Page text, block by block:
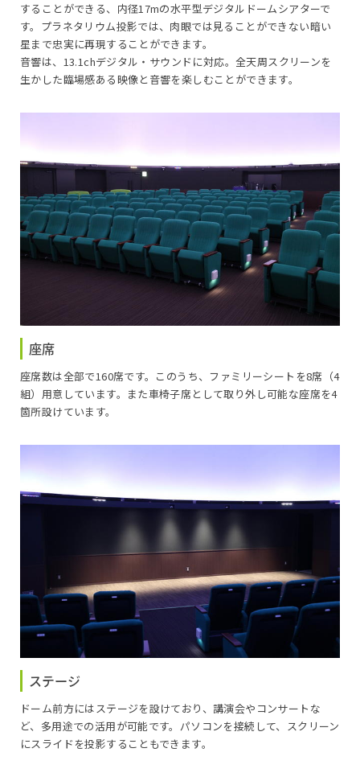
することができる、内径17mの水平型デジタルドームシアターで
す。プラネタリウム投影では、肉眼では見ることができない暗い
星まで忠実に再現することができます。
音響は、13.1chデジタル・サウンドに対応。全天周スクリーンを
生かした臨場感ある映像と音響を楽しむことができます。
座席
座席数は全部で160席です。このうち、ファミリーシートを8席（4
組）用意しています。また車椅子席として取り外し可能な座席を4
箇所設けています。
ステージ
ドーム前方にはステージを設けており、講演会やコンサートな
ど、多用途での活用が可能です。パソコンを接続して、スクリーン
にスライドを投影することもできます。